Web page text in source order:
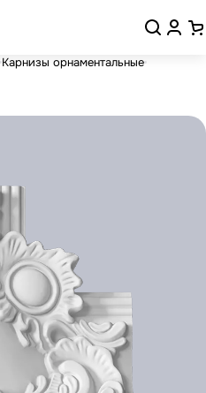
Карнизы орнаментальные